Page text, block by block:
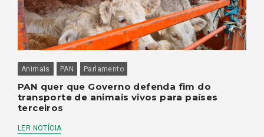
Animais PAN Parlamento
PAN quer que Governo defenda fim do
transporte de animais vivos para países
terceiros
LER NOTÍCIA